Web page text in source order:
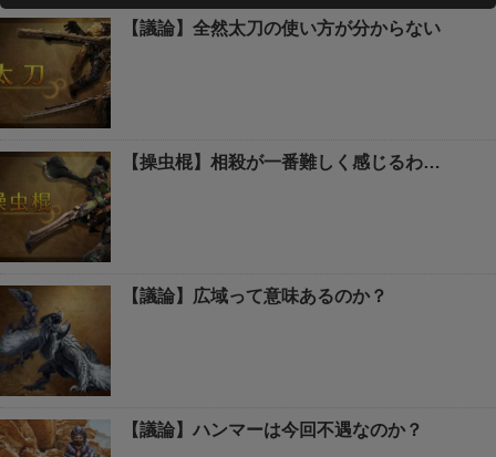
【議論】全然太刀の使い方が分からない
【操虫棍】相殺が一番難しく感じるわ…
【議論】広域って意味あるのか？
【議論】ハンマーは今回不遇なのか？